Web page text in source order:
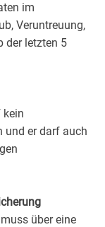
im
Veruntreuung,
der letzten 5
kein
und er darf auch
über eine